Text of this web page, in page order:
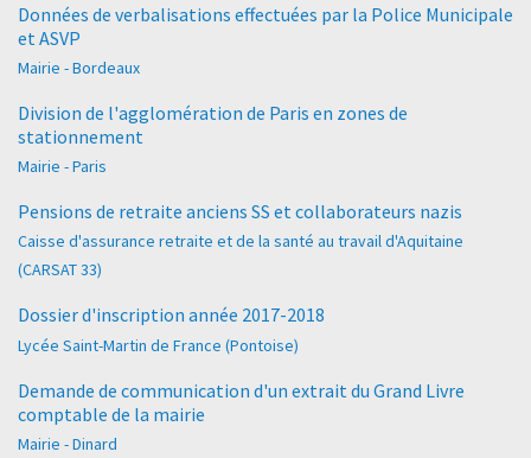
Données de verbalisations effectuées par la Police Municipale
et ASVP
Mairie - Bordeaux
Division de l'agglomération de Paris en zones de
stationnement
Mairie - Paris
Pensions de retraite anciens SS et collaborateurs nazis
Caisse d'assurance retraite et de la santé au travail d'Aquitaine
(CARSAT 33)
Dossier d'inscription année 2017-2018
Lycée Saint-Martin de France (Pontoise)
Demande de communication d'un extrait du Grand Livre
comptable de la mairie
Mairie - Dinard